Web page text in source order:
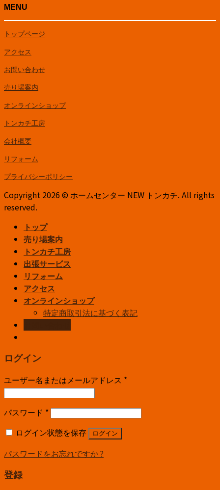
MENU
トップページ
アクセス
お問い合わせ
売り場案内
オンラインショップ
トンカチ工房
会社概要
リフォーム
プライバシーポリシー
Copyright 2026 © ホームセンター NEW トンカチ. All rights
reserved.
トップ
売り場案内
トンカチ工房
出張サービス
リフォーム
アクセス
オンラインショップ
特定商取引法に基づく表記
ログイン
ユーザー名またはメールアドレス *
パスワード *
ログイン状態を保存
ログイン
パスワードをお忘れですか ?
登録